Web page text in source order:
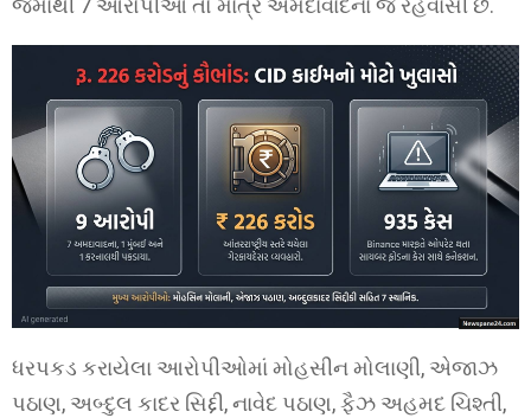
જેમાંથી 7 આરોપીઓ તો માત્ર અમદાવાદના જ રહેવાસી છે.
ધરપકડ કરાયેલા આરોપીઓમાં મોહસીન મોલાણી, એજાઝ
પઠાણ, અબ્દુલ કાદર સિદ્દી, નાવેદ પઠાણ, ફૈઝ અહમદ ચિશ્તી,